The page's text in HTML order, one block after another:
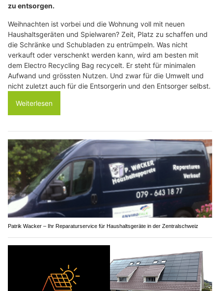
zu entsorgen.
Weihnachten ist vorbei und die Wohnung voll mit neuen
Haushaltsgeräten und Spielwaren? Zeit, Platz zu schaffen und
die Schränke und Schubladen zu entrümpeln. Was nicht
verkauft oder verschenkt werden kann, wird am besten mit
dem Electro Recycling Bag recycelt. Er steht für minimalen
Aufwand und grössten Nutzen. Und zwar für die Umwelt und
nicht zuletzt auch für die Entsorgerin und den Entsorger selbst.
Weiterlesen
Patrik Wacker – Ihr Reparaturservice für Haushaltsgeräte in der Zentralschweiz